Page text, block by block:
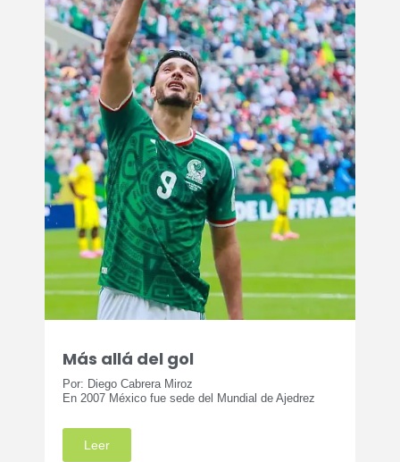
Más allá del gol
Por: Diego Cabrera Miroz
En 2007 México fue sede del Mundial de Ajedrez
Leer